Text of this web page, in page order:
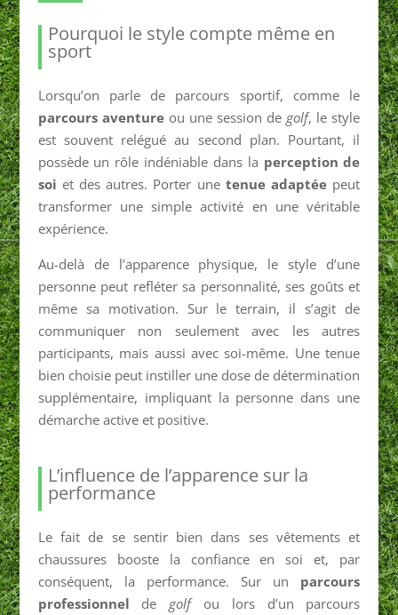
Pourquoi le style compte même en
sport
Lorsqu’on parle de parcours sportif, comme le
parcours aventureou une session de golf, le style
est souvent relégué au second plan. Pourtant, il
possède un rôle indéniable dans la perception de
soi et des autres. Porter une tenue adaptée peut
transformer une simple activité en une véritable
expérience.
Au-delà de l’apparence physique, le style d’une
personne peut refléter sa personnalité, ses goûts et
même sa motivation. Sur le terrain, il s’agit de
communiquer non seulement avec les autres
participants, mais aussi avec soi-même. Une tenue
bien choisie peut instiller une dose de détermination
supplémentaire, impliquant la personne dans une
démarche active et positive.
L’influence de l’apparence sur la
performance
Le fait de se sentir bien dans ses vêtements et
chaussures booste la confiance en soi et, par
conséquent, la performance. Sur un parcours
professionnel de golfou lors d’un parcours